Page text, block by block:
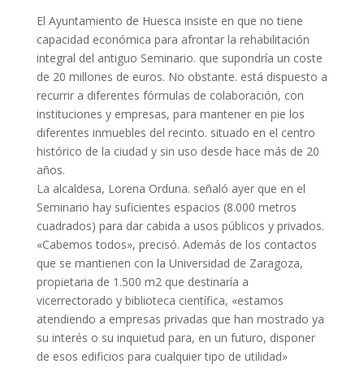
El Ayuntamiento de Huesca insiste en que no tiene
capacidad económica para afrontar la rehabilitación
integral del antiguo Seminario. que supondría un coste
de 20 millones de euros. No obstante. está dispuesto a
recurrir a diferentes fórmulas de colaboración, con
instituciones y empresas, para mantener en pie los
diferentes inmuebles del recinto. situado en el centro
histórico de la ciudad y sin uso desde hace más de 20
años.
La alcaldesa, Lorena Orduna. señaló ayer que en el
Seminario hay suficientes espacios (8.000 metros
cuadrados) para dar cabida a usos públicos y privados.
«Cabemos todos», precisó. Además de los contactos
que se mantienen con la Universidad de Zaragoza,
propietaria de 1.500 m2 que destinaría a
vicerrectorado y biblioteca científica, «estamos
atendiendo a empresas privadas que han mostrado ya
su interés o su inquietud para, en un futuro, disponer
de esos edificios para cualquier tipo de utilidad»